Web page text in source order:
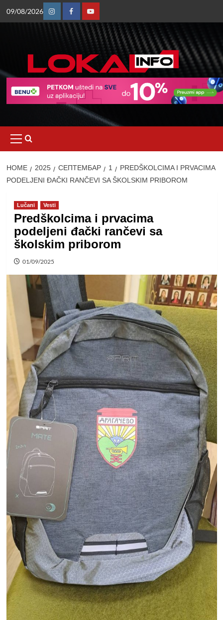
09/08/2026
InstagramFacebookYoutube
Menu
HOME 2025 СЕПТЕМБАР 1
PREDŠKOLCIMA I PRVACIMA
PODELJENI ĐAČKI RANČEVI SA ŠKOLSKIM PRIBOROM
Lučani Vesti
Predškolcima i prvacima
podeljeni đački rančevi sa
školskim priborom
01/09/2025